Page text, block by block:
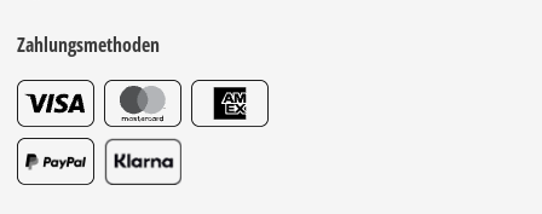
Zahlungsmethoden